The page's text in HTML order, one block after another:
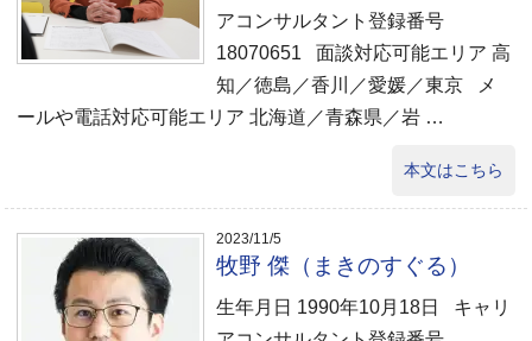
アコンサルタント登録番号
18070651 面談対応可能エリア 高
知／徳島／香川／愛媛／東京 メ
ールや電話対応可能エリア 北海道／青森県／岩 …
本文はこちら
2023/11/5
牧野 傑（まきのすぐる）
生年月日 1990年10月18日 キャリ